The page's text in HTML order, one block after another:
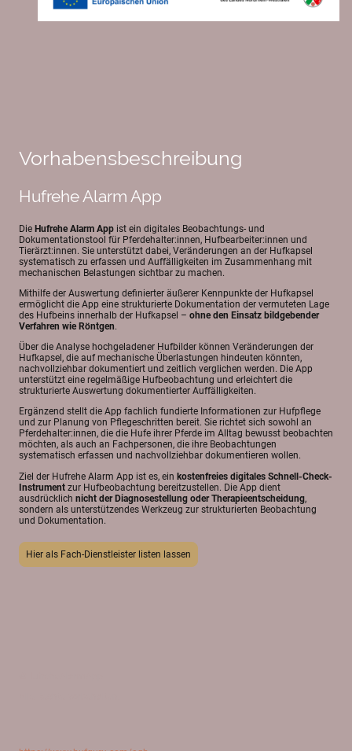
Vorhabensbeschreibung
Hufrehe Alarm App
Die Hufrehe Alarm App ist ein digitales Beobachtungs- und
Dokumentationstool für Pferdehalter:innen, Hufbearbeiter:innen und
Tierärzt:innen. Sie unterstützt dabei, Veränderungen an der Hufkapsel
systematisch zu erfassen und Auffälligkeiten im Zusammenhang mit
mechanischen Belastungen sichtbar zu machen.
Mithilfe der Auswertung definierter äußerer Kennpunkte der Hufkapsel
ermöglicht die App eine strukturierte Dokumentation der vermuteten Lage
des Hufbeins innerhalb der Hufkapsel – ohne den Einsatz bildgebender
Verfahren wie Röntgen.
Über die Analyse hochgeladener Hufbilder können Veränderungen der
Hufkapsel, die auf mechanische Überlastungen hindeuten könnten,
nachvollziehbar dokumentiert und zeitlich verglichen werden. Die App
unterstützt eine regelmäßige Hufbeobachtung und erleichtert die
strukturierte Auswertung dokumentierter Auffälligkeiten.
Ergänzend stellt die App fachlich fundierte Informationen zur Hufpflege
und zur Planung von Pflegeschritten bereit. Sie richtet sich sowohl an
Pferdehalter:innen, die die Hufe ihrer Pferde im Alltag bewusst beobachten
möchten, als auch an Fachpersonen, die ihre Beobachtungen
systematisch erfassen und nachvollziehbar dokumentieren wollen.
Ziel der Hufrehe Alarm App ist es, ein kostenfreies digitales Schnell-Check-
Instrument zur Hufbeobachtung bereitzustellen. Die App dient
ausdrücklich nicht der Diagnosestellung oder Therapieentscheidung,
sondern als unterstützendes Werkzeug zur strukturierten Beobachtung
und Dokumentation.
Hier als Fach-Dienstleister listen lassen